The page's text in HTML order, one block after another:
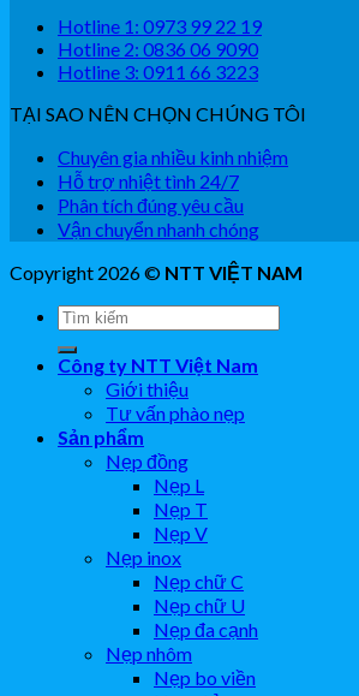
Hotline 1: 0973 99 22 19
Hotline 2: 0836 06 9090
Hotline 3: 0911 66 3223
TẠI SAO NÊN CHỌN CHÚNG TÔI
Chuyên gia nhiều kinh nhiệm
Hỗ trợ nhiệt tình 24/7
Phân tích đúng yêu cầu
Vận chuyển nhanh chóng
Copyright 2026 © NTT VIỆT NAM
Công ty NTT Việt Nam
Giới thiệu
Tư vấn phào nẹp
Sản phẩm
Nẹp đồng
Nẹp L
Nẹp T
Nẹp V
Nẹp inox
Nẹp chữ C
Nẹp chữ U
Nẹp đa cạnh
Nẹp nhôm
Nẹp bo viền